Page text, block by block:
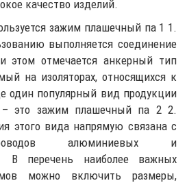
качество изделий.
зажим плашечный па 1 1.
выполняется соединение
этом отмечается анкерный тип
на изоляторах, относящихся к
один популярный вид продукции
– это зажим плашечный па 2 2.
этого вида напрямую связана с
алюминиевых и
В перечень наиболее важных
можно включить размеры,